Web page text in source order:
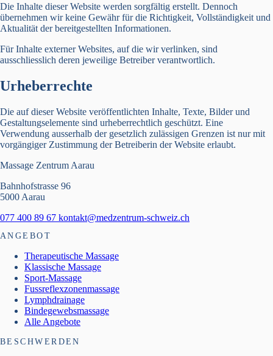
Die Inhalte dieser Website werden sorgfältig erstellt. Dennoch
übernehmen wir keine Gewähr für die Richtigkeit, Vollständigkeit und
Aktualität der bereitgestellten Informationen.
Für Inhalte externer Websites, auf die wir verlinken, sind
ausschliesslich deren jeweilige Betreiber verantwortlich.
Urheberrechte
Die auf dieser Website veröffentlichten Inhalte, Texte, Bilder und
Gestaltungselemente sind urheberrechtlich geschützt. Eine
Verwendung ausserhalb der gesetzlich zulässigen Grenzen ist nur mit
vorgängiger Zustimmung der Betreiberin der Website erlaubt.
Massage Zentrum Aarau
Bahnhofstrasse 96
5000 Aarau
077 400 89 67 kontakt@medzentrum-schweiz.ch
ANGEBOT
Therapeutische Massage
Klassische Massage
Sport-Massage
Fussreflexzonenmassage
Lymphdrainage
Bindegewebsmassage
Alle Angebote
BESCHWERDEN